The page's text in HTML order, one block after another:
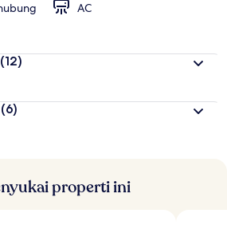
AC
(12)
(6)
properti ini